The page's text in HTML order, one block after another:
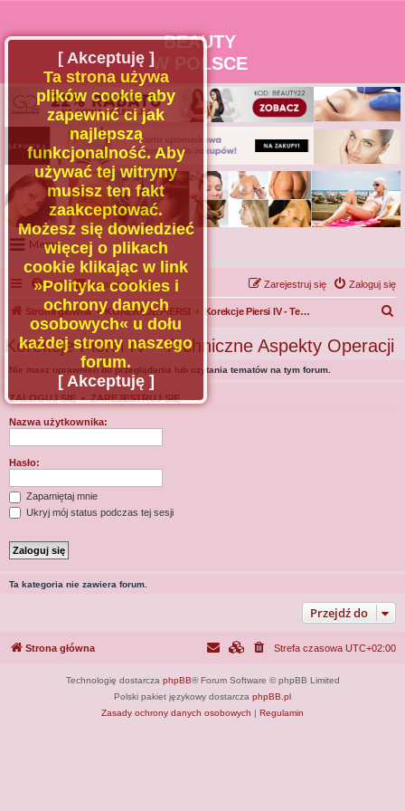
BEAUTY
W POLSCE
Menu
Portal
Facebook
Regulamin
Zapytaj administratora
Kontakt
FAQ Kontakt z nami Zaloguj się
Zarejestruj się
Strona główna KOREKCJE PIERSI Korekcje Piersi IV - Techniczne Aspekty Operacji
Korekcje Piersi IV - Techniczne Aspekty Operacji
Nie masz uprawnień do przeglądania lub czytania tematów na tym forum.
ZALOGUJ SIĘ•ZAREJESTRUJ SIĘ
Nazwa użytkownika:
Hasło:
Zapamiętaj mnie
Ukryj mój status podczas tej sesji
Ta kategoria nie zawiera forum.
Przejdź do
[ Akceptuję ]
Ta strona używa
plików cookie aby
zapewnić ci jak
najlepszą
funkcjonalność. Aby
używać tej witryny
musisz ten fakt
zaakceptować.
Możesz się dowiedzieć
więcej o plikach
cookie klikając w link
»Polityka cookies i
ochrony danych
osobowych« u dołu
każdej strony naszego
forum.
[ Akceptuję ]
Strona główna Strefa czasowa UTC+02:00
Technologię dostarcza phpBB® Forum Software © phpBB Limited
Polski pakiet językowy dostarcza phpBB.pl
Zasady ochrony danych osobowych | Regulamin